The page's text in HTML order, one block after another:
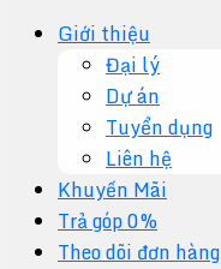
Giới thiệu
Đại lý
Dự án
Tuyển dụng
Liên hệ
Khuyến Mãi
Trả góp 0%
Theo dõi đơn hàng